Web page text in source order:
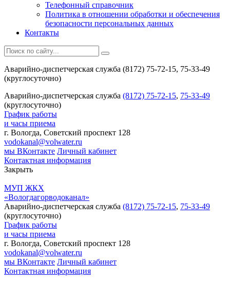
Телефонный справочник
Политика в отношении обработки и обеспечения
безопасности персональных данных
Контакты
Аварийно-диспетчерская служба (8172) 75-72-15, 75-33-49
(круглосуточно)
Аварийно-диспетчерская служба (8172) 75-72-15, 75-33-49
(круглосуточно)
График работы
и часы приема
г. Вологда, Советский проспект 128
vodokanal@volwater.ru
мы ВКонтакте Личный кабинет
Контактная информация
Закрыть
МУП ЖКХ
«Вологдагорводоканал»
Аварийно-диспетчерская служба (8172) 75-72-15, 75-33-49
(круглосуточно)
График работы
и часы приема
г. Вологда, Советский проспект 128
vodokanal@volwater.ru
мы ВКонтакте Личный кабинет
Контактная информация